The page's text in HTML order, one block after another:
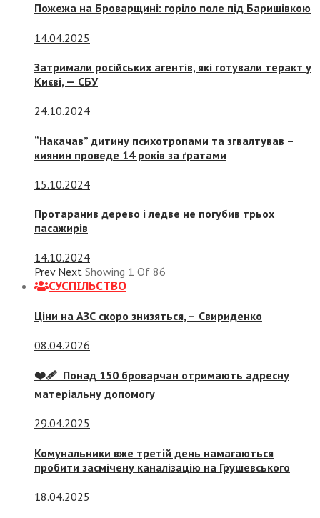
Пожежа на Броварщині: горіло поле під Баришівкою
14.04.2025
Затримали російських агентів, які готували теракт у
Києві, — СБУ
24.10.2024
“Накачав” дитину психотропами та згвалтував –
киянин проведе 14 років за ґратами
15.10.2024
Протаранив дерево і ледве не погубив трьох
пасажирів
14.10.2024
Prev Next Showing 1 Of 86
СУСПIЛЬСТВО
Ціни на АЗС скоро знизяться, – Свириденко
08.04.2026
❤️‍🩹 Понад 150 броварчан отримають адресну
матеріальну допомогу
29.04.2025
Комунальники вже третій день намагаються
пробити засмічену каналізацію на Грушевського
18.04.2025